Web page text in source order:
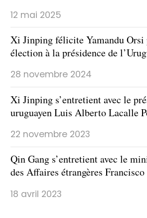
12 mai 2025
Xi Jinping félicite Yamandu Orsi
élection à la présidence de
28 novembre 2024
Xi Jinping s’entretient avec le
uruguayen Luis Alberto Lacalle
22 novembre 2023
Qin Gang s’entretient avec le
des Affaires étrangères
18 avril 2023